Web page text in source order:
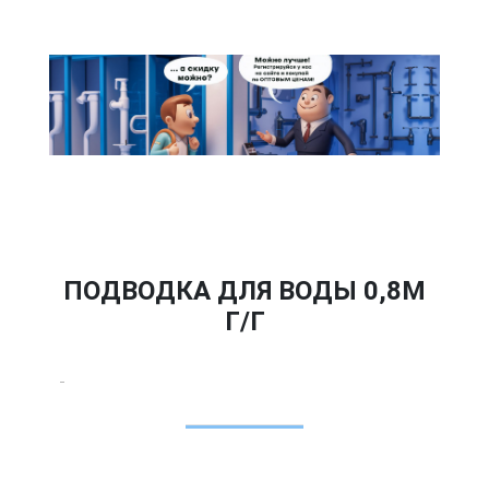
ПОДВОДКА ДЛЯ ВОДЫ 0,8М
Г/Г